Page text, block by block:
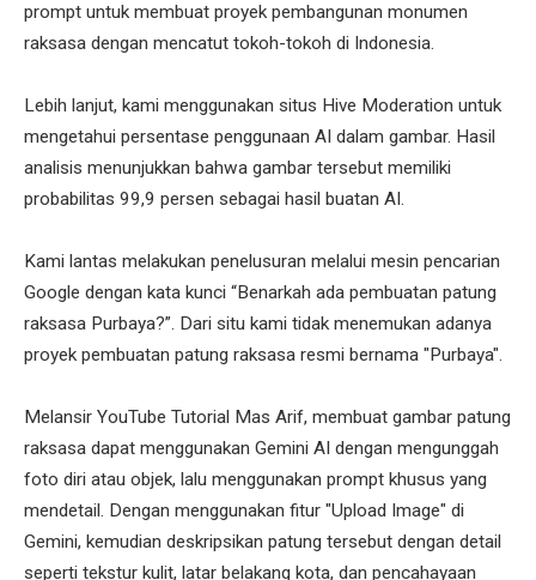
prompt untuk membuat proyek pembangunan monumen
raksasa dengan mencatut tokoh-tokoh di Indonesia.
Lebih lanjut, kami menggunakan situs Hive Moderation untuk
mengetahui persentase penggunaan AI dalam gambar. Hasil
analisis menunjukkan bahwa gambar tersebut memiliki
probabilitas 99,9 persen sebagai hasil buatan AI.
Kami lantas melakukan penelusuran melalui mesin pencarian
Google dengan kata kunci “Benarkah ada pembuatan patung
raksasa Purbaya?”. Dari situ kami tidak menemukan adanya
proyek pembuatan patung raksasa resmi bernama "Purbaya".
Melansir YouTube Tutorial Mas Arif, membuat gambar patung
raksasa dapat menggunakan Gemini AI dengan mengunggah
foto diri atau objek, lalu menggunakan prompt khusus yang
mendetail. Dengan menggunakan fitur "Upload Image" di
Gemini, kemudian deskripsikan patung tersebut dengan detail
seperti tekstur kulit, latar belakang kota, dan pencahayaan